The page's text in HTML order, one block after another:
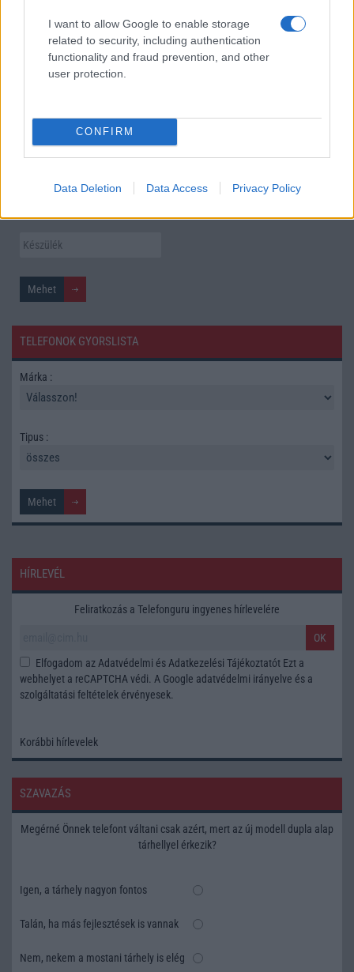
I want to allow Google to enable storage
related to security, including authentication
functionality and fraud prevention, and other
user protection.
CONFIRM
Data Deletion Data Access Privacy Policy
kamerás funkcióját
Élőképeken a Dark Cherry színű iPhone 18 Pro Max!
Itt a vég a Galaxy S23 széria számára: a One UI 9 lehet az
További hírek
TELEFONOK GYORSLISTA
Márka :
Tipus :
HÍRLEVÉL
Feliratkozás a Telefonguru ingyenes hírlevelére
OK
Elfogadom azAdatvédelmi és Adatkezelési Tájékoztatót Ezt a
webhelyet a reCAPTCHA védi. A Google adatvédelmi irányelve és a
szolgáltatási feltételek érvényesek.
Korábbi hírlevelek
SZAVAZÁS
Megérné Önnek telefont váltani csak azért, mert az új modell dupla alap
tárhellyel érkezik?
Igen, a tárhely nagyon fontos
Talán, ha más fejlesztések is vannak
Nem, nekem a mostani tárhely is elég